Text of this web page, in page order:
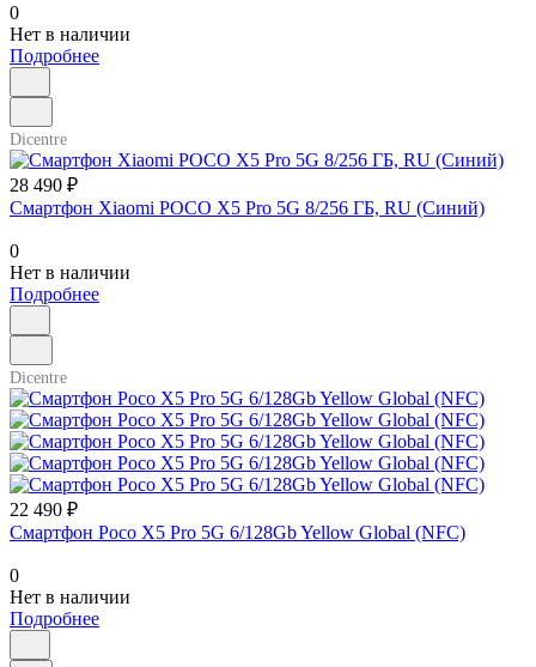
0
Нет в наличии
Подробнее
Dicentre
28 490 ₽
Смартфон Xiaomi POCO X5 Pro 5G 8/256 ГБ, RU (Синий)
0
Нет в наличии
Подробнее
Dicentre
22 490 ₽
Смартфон Poco X5 Pro 5G 6/128Gb Yellow Global (NFC)
0
Нет в наличии
Подробнее